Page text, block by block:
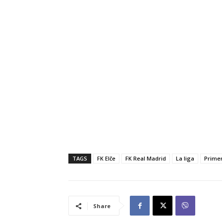
TAGS FK Elče FK Real Madrid La liga
Share